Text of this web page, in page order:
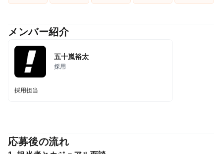
メンバー紹介
五十嵐裕太
採用
採用担当
応募後の流れ